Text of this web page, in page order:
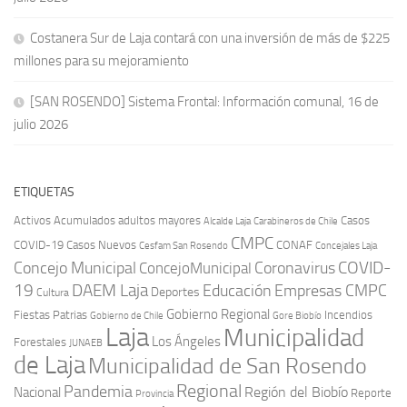
Costanera Sur de Laja contará con una inversión de más de $225
millones para su mejoramiento
[SAN ROSENDO] Sistema Frontal: Información comunal, 16 de
julio 2026
ETIQUETAS
Activos Acumulados adultos mayores Alcalde Laja Carabineros de Chile Casos
COVID-19 Casos Nuevos Cesfam San Rosendo CMPC CONAF Concejales Laja
Concejo Municipal ConcejoMunicipal CoronavirusCOVID-
19 Cultura DAEM Laja Deportes Educación Empresas CMPC
Fiestas Patrias Gobierno de Chile Gobierno Regional Gore Biobío Incendios
Forestales JUNAEB Laja Los Ángeles Municipalidad
de LajaMunicipalidad de San Rosendo
Nacional Pandemia Provincia Regional Región del Biobío Reporte